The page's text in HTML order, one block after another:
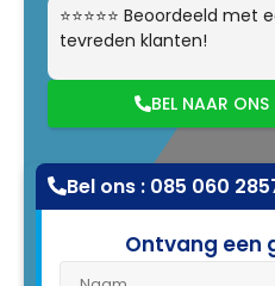
⭐⭐⭐⭐⭐ Beoordeeld
tevreden klanten!
BEL NAAR ONS
Bel ons : 085 060
Ontvang een